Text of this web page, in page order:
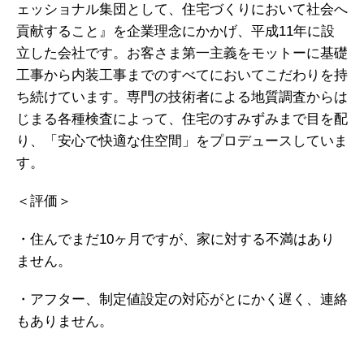
ェッショナル集団として、住宅づくりにおいて社会へ
貢献すること』を企業理念にかかげ、平成11年に設
立した会社です。お客さま第一主義をモットーに基礎
工事から内装工事までのすべてにおいてこだわりを持
ち続けています。専門の技術者による地質調査からは
じまる各種検査によって、住宅のすみずみまで目を配
り、「安心で快適な住空間」をプロデュースしていま
す。
＜評価＞
・住んでまだ10ヶ月ですが、家に対する不満はあり
ません。
・アフター、制定値設定の対応がとにかく遅く、連絡
もありません。